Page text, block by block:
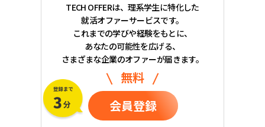
TECH OFFERは、理系学生に特化した
就活オファーサービスです。
これまでの学びや経験をもとに、
あなたの可能性を広げる、
さまざまな企業のオファーが届きます。
無料
会員登録